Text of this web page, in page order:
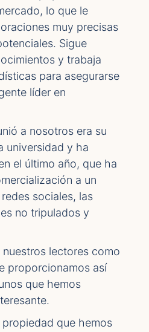
lo que le
muy precisas
Sigue
y trabaja
para asegurarse
líder en
a nosotros era su
universidad y ha
el último año, que ha
a un
sociales, las
no tripulados y
lectores como
proporcionamos así
que hemos
que hemos